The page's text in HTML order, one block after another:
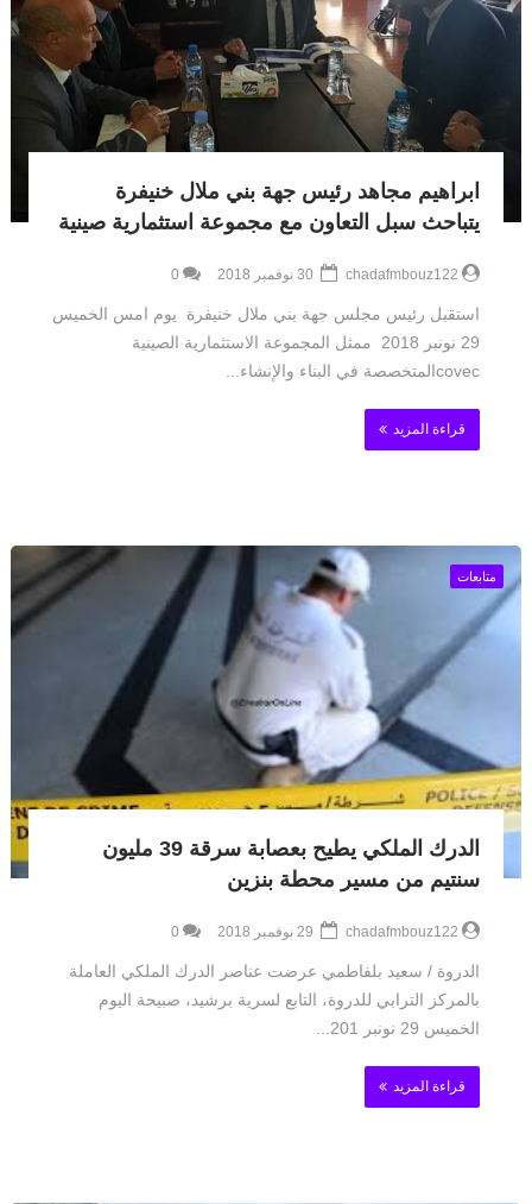
ابراهيم مجاهد رئيس جهة بني ملال خنيفرة
يتباحث سبل التعاون مع مجموعة استثمارية صينية
chadafmbouz122
0
استقبل رئيس مجلس جهة بني ملال خنيفرة يوم امس الخميس
29 نونبر 2018 ممثل المجموعة الاستثمارية الصينية
covecالمتخصصة في البناء والإنشاء...
قراءة المزيد
متابعات
الدرك الملكي يطيح بعصابة سرقة 39 مليون
سنتيم من مسير محطة بنزين
chadafmbouz122
0
الدروة / سعيد بلفاطمي عرضت عناصر الدرك الملكي العاملة
بالمركز الترابي للدروة، التابع لسرية برشيد، صبيحة اليوم
الخميس 29 نونبر 201...
قراءة المزيد